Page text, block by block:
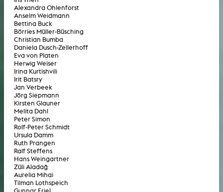
Alexandra Ohlenforst
Anselm Weidmann
Bettina Buck
Börries Müller-Büsching
Christian Bumba
Daniela Dusch-Zellerhoff
Eva von Platen
Herwig Weiser
Irina Kurtishvili
Irit Batsry
Jan Verbeek
Jörg Siepmann
Kirsten Glauner
Melita Dahl
Peter Simon
Rolf-Peter Schmidt
Ursula Damm
Ruth Prangen
Ralf Steffens
Hans Weingartner
Züli Aladağ
Aurelia Mihai
Tilman Lothspeich